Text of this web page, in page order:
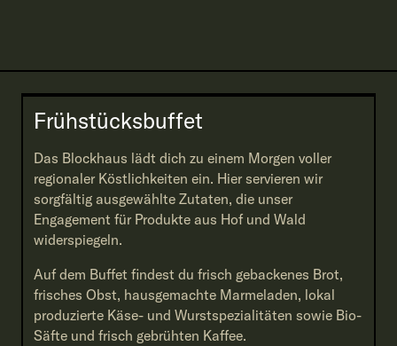
Frühstücksbuffet
Das Blockhaus lädt dich zu einem Morgen voller
regionaler Köstlichkeiten ein. Hier servieren wir
sorgfältig ausgewählte Zutaten, die unser
Engagement für Produkte aus Hof und Wald
widerspiegeln.
Auf dem Buffet findest du frisch gebackenes Brot,
frisches Obst, hausgemachte Marmeladen, lokal
produzierte Käse- und Wurstspezialitäten sowie Bio-
Säfte und frisch gebrühten Kaffee.